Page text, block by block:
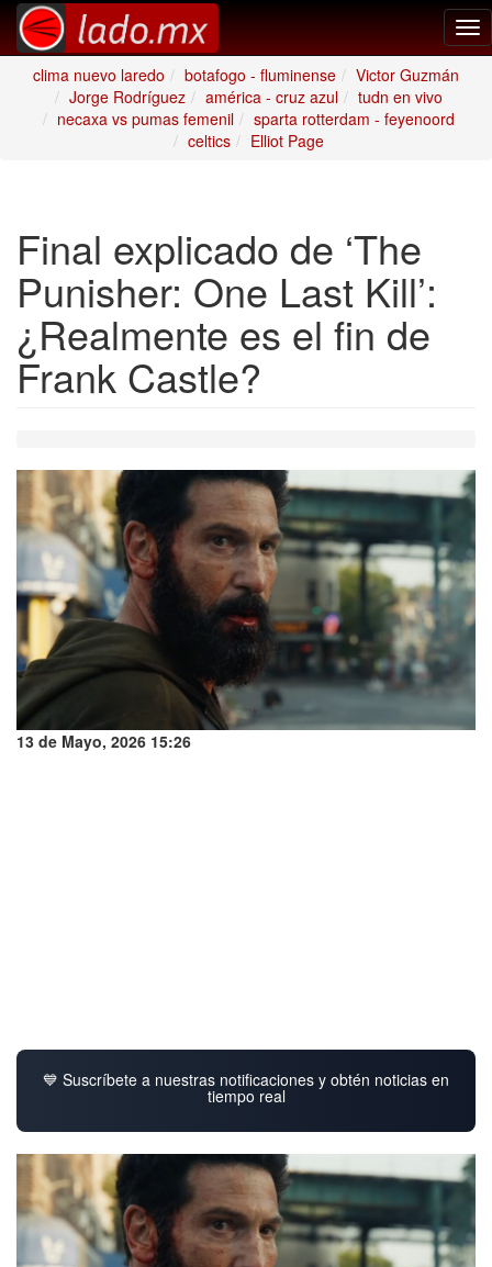
clima nuevo laredo
botafogo - fluminense
Victor Guzmán
Jorge Rodríguez
américa - cruz azul
tudn en vivo
necaxa vs pumas femenil
sparta rotterdam - feyenoord
celtics
Elliot Page
Final explicado de ‘The
Punisher: One Last Kill’:
¿Realmente es el fin de
Frank Castle?
13 de Mayo, 2026 15:26
💙 Suscríbete a nuestras notificaciones y obtén noticias en
tiempo real